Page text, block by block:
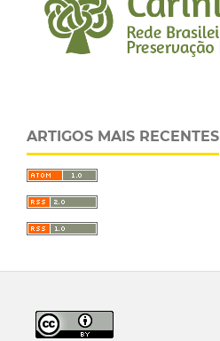
ARTIGOS MAIS RECENTES